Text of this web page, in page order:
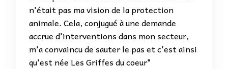
n'était pas ma vision de la protection
animale. Cela, conjugué à une demande
accrue d'interventions dans mon secteur,
m'a convaincu de sauter le pas et c'est ainsi
qu'est née Les Griffes du coeur"